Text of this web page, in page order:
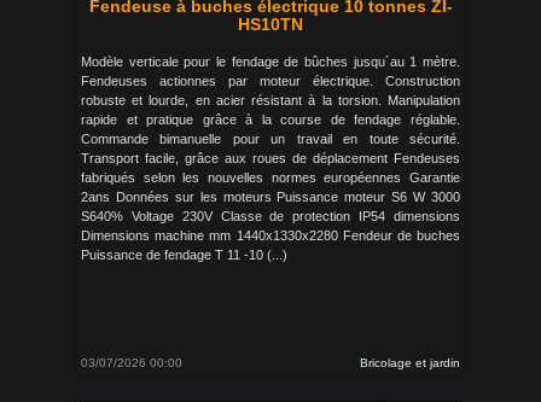
Fendeuse à buches électrique 10 tonnes ZI-
HS10TN
Modèle verticale pour le fendage de bûches jusqu´au 1 mètre.
Fendeuses actionnes par moteur électrique. Construction
robuste et lourde, en acier résistant à la torsion. Manipulation
rapide et pratique grâce à la course de fendage réglable.
Commande bimanuelle pour un travail en toute sécurité.
Transport facile, grâce aux roues de déplacement Fendeuses
fabriqués selon les nouvelles normes européennes Garantie
2ans Données sur les moteurs Puissance moteur S6 W 3000
S640% Voltage 230V Classe de protection IP54 dimensions
Dimensions machine mm 1440x1330x2280 Fendeur de buches
Puissance de fendage T 11 -10 (...)
03/07/2026 00:00 Bricolage et jardin